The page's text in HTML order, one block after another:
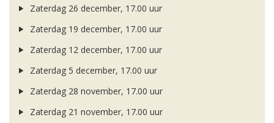
Zaterdag 26 december, 17.00 uur
Zaterdag 19 december, 17.00 uur
Zaterdag 12 december, 17.00 uur
Zaterdag 5 december, 17.00 uur
Zaterdag 28 november, 17.00 uur
Zaterdag 21 november, 17.00 uur